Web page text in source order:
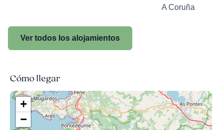
A Coruña
Ver todos los alojamientos
Cómo llegar
+
−